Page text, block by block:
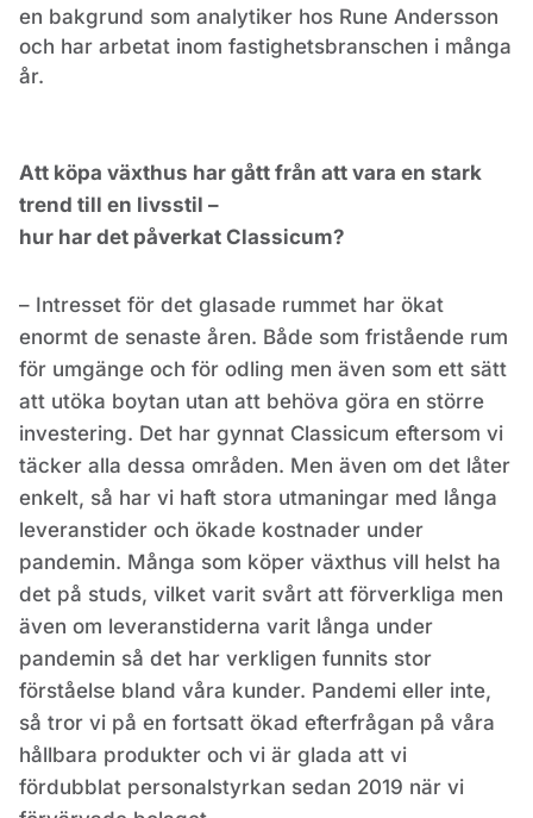
en bakgrund som analytiker hos Rune Andersson
och har arbetat inom fastighetsbranschen i många
år.
Att köpa växthus har gått från att vara en stark
trend till en livsstil –
hur har det påverkat Classicum?
– Intresset för det glasade rummet har ökat
enormt de senaste åren. Både som fristående rum
för umgänge och för odling men även som ett sätt
att utöka boytan utan att behöva göra en större
investering. Det har gynnat Classicum eftersom vi
täcker alla dessa områden. Men även om det låter
enkelt, så har vi haft stora utmaningar med långa
leveranstider och ökade kostnader under
pandemin. Många som köper växthus vill helst ha
det på studs, vilket varit svårt att förverkliga men
även om leveranstiderna varit långa under
pandemin så det har verkligen funnits stor
förståelse bland våra kunder. Pandemi eller inte,
så tror vi på en fortsatt ökad efterfrågan på våra
hållbara produkter och vi är glada att vi
fördubblat personalstyrkan sedan 2019 när vi